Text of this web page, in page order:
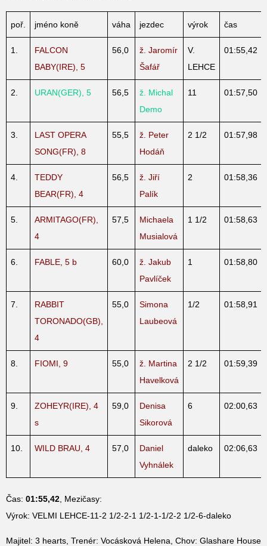
poř. jméno koně váha jezdec výrok čas
1.
FALCON
BABY(IRE), 5
56,0
ž. Jaromír
Šafář
V.
LEHCE
01:55,42
2. URAN(GER), 5 56,5
ž. Michal
Demo
11 01:57,50
3.
LAST OPERA
SONG(FR), 8
55,5
ž. Peter
Hodáň
2 1/2 01:57,98
4.
TEDDY
BEAR(FR), 4
56,5
ž. Jiří
Palík
2 01:58,36
5.
ARMITAGO(FR),
4
57,5
Michaela
Musialová
1 1/2 01:58,63
6. FABLE, 5 b 60,0
ž. Jakub
Pavlíček
1 01:58,80
7.
RABBIT
TORONADO(GB),
4
55,0
Simona
Laubeová
1/2 01:58,91
8. FIOMI, 9 55,0
ž. Martina
Havelková
2 1/2 01:59,39
9.
ZOHEYR(IRE), 4
s
59,0
Denisa
Sikorová
6 02:00,63
10. WILD BRAU, 4 57,0
Daniel
Vyhnálek
daleko 02:06,63
Čas: 01:55,42 , Mezičasy:
Výrok: VELMI LEHCE-11-2 1/2-2-1 1/2-1-1/2-2 1/2-6-daleko
Majitel: 3 hearts, Trenér: Vocásková Helena, Chov: Glashare House